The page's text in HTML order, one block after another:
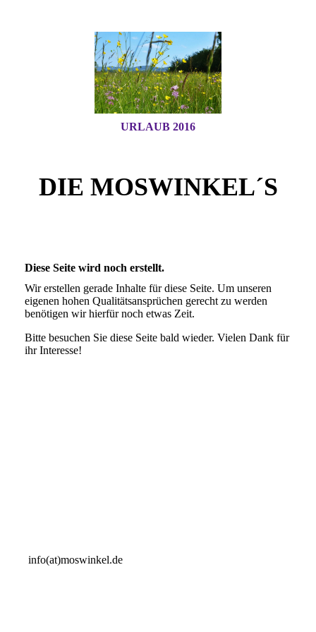
URLAUB 2016
DIE MOSWINKEL´S
Diese Seite wird noch erstellt.
Wir erstellen gerade Inhalte für diese Seite. Um unseren
eigenen hohen Qualitätsansprüchen gerecht zu werden
benötigen wir hierfür noch etwas Zeit.
Bitte besuchen Sie diese Seite bald wieder. Vielen Dank für
ihr Interesse!
info(at)moswinkel.de